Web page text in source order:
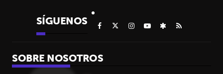
SÍGUENOS
SOBRE NOSOTROS